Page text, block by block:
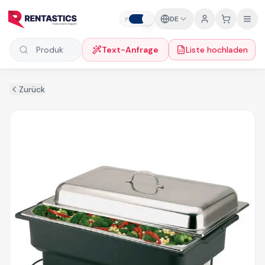
P DE
Produkte suchen Text-Anfrage Liste hochladen
Zurück